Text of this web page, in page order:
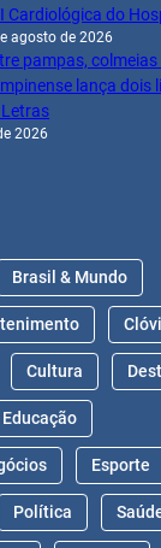
Cardiológica do
agosto de 2026
pampas,
lança dois
2026
Brasil & Mundo
Cultura
Educação
Esporte
Política